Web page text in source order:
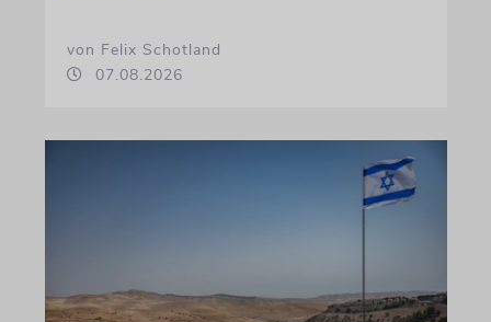
von Felix Schotland
07.08.2026